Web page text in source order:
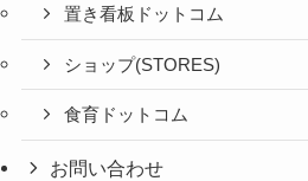
置き看板ドットコム
ショップ(STORES)
食育ドットコム
お問い合わせ